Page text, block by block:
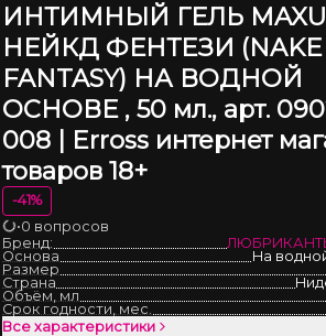
ИНТИМНЫЙ ГЕЛЬ
НЕЙКД ФЕНТЕЗИ
FANTASY) НА ВОДНОЙ
ОСНОВЕ , 50 мл., арт.
008 | Erross интернет
товаров 18+
-41%
Загрузка
•0 вопросов
Бренд:
Основа
На
Размер
Страна
Объём, мл
Срок годности, мес.
Все характеристики